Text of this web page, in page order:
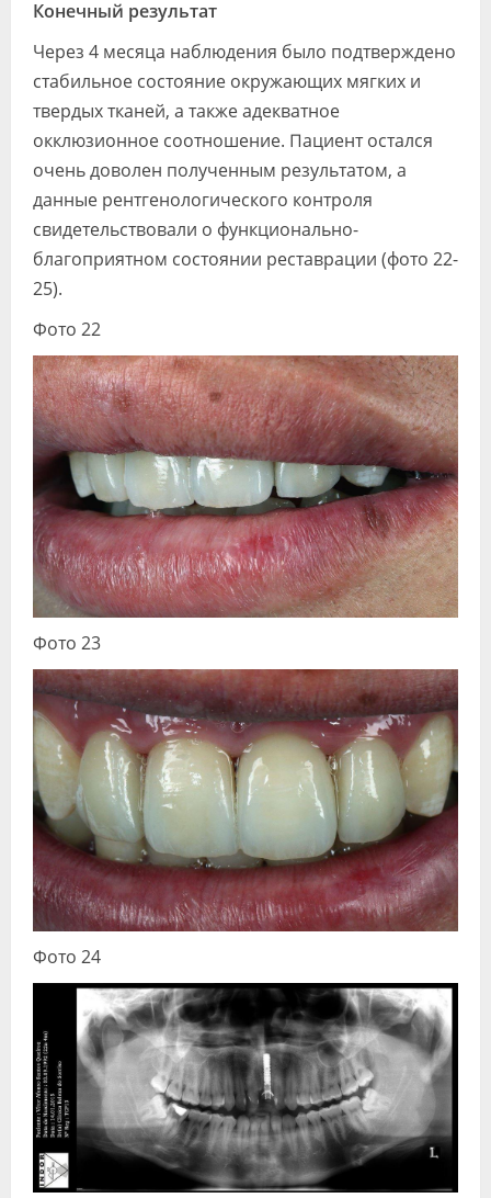
Конечный результат
Через 4 месяца наблюдения было подтверждено
стабильное состояние окружающих мягких и
твердых тканей, а также адекватное
окклюзионное соотношение. Пациент остался
очень доволен полученным результатом, а
данные рентгенологического контроля
свидетельствовали о функционально-
благоприятном состоянии реставрации (фото 22-
25).
Фото 22
Фото 23
Фото 24